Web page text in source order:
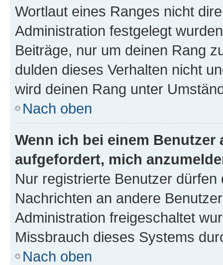
Wortlaut eines Ranges nicht
Administration festgelegt
Beiträge, nur um deinen Rang
dulden dieses Verhalten nicht
wird deinen Rang unter
Nach oben
Wenn ich bei einem
aufgefordert, mich
Nur registrierte Benutzer
Nachrichten an andere
Administration freigeschaltet
Missbrauch dieses Systems
Nach oben